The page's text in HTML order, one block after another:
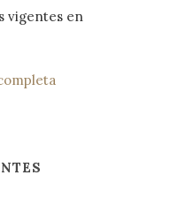
vigentes en